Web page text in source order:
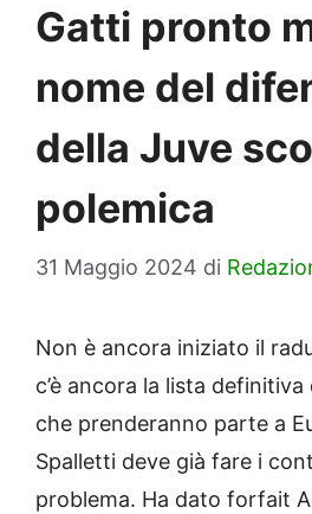
Gatti pronto
nome del
della Juve
polemica
31 Maggio 2024 di
Non è ancora iniziato il
c’è ancora la lista
che prenderanno parte a
Spalletti deve già fare i
problema. Ha dato forfait